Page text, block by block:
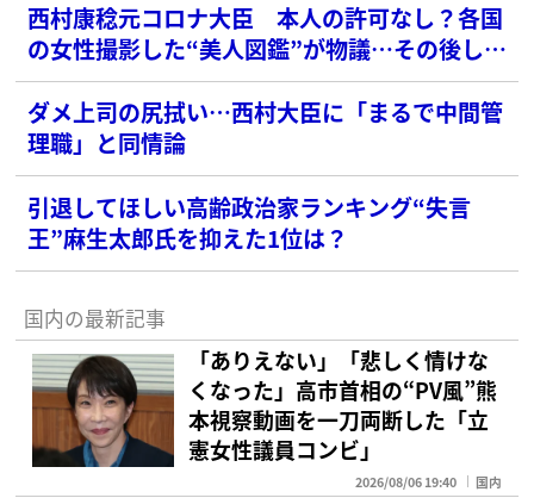
西村康稔元コロナ大臣 本人の許可なし？各国
の女性撮影した“美人図鑑”が物議…その後しれ
っと削除
ダメ上司の尻拭い…西村大臣に「まるで中間管
理職」と同情論
引退してほしい高齢政治家ランキング“失言
王”麻生太郎氏を抑えた1位は？
国内の最新記事
「ありえない」「悲しく情けな
くなった」高市首相の“PV風”熊
本視察動画を一刀両断した「立
憲女性議員コンビ」
2026/08/06 19:40 国内